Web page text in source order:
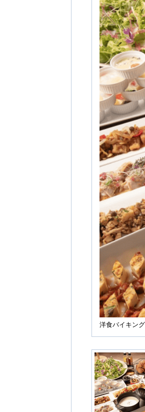
洋食バイキング